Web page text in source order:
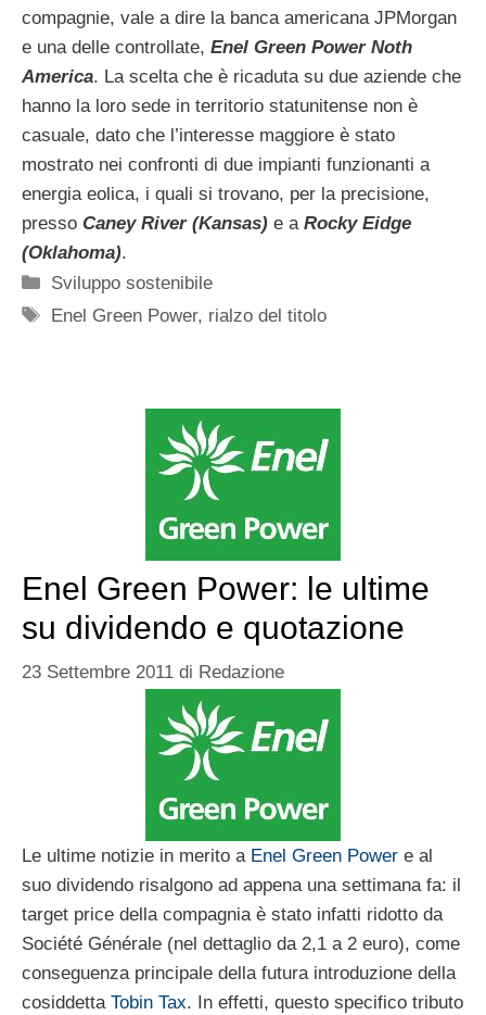
compagnie, vale a dire la banca americana JPMorgan
e una delle controllate, Enel Green Power Noth
America. La scelta che è ricaduta su due aziende che
hanno la loro sede in territorio statunitense non è
casuale, dato che l’interesse maggiore è stato
mostrato nei confronti di due impianti funzionanti a
energia eolica, i quali si trovano, per la precisione,
presso Caney River (Kansas) e a Rocky Eidge
(Oklahoma).
Categorie
Sviluppo sostenibile
Tag
Enel Green Power, rialzo del titolo
Enel Green Power: le ultime
su dividendo e quotazione
23 Settembre 2011 di Redazione
Le ultime notizie in merito a Enel Green Power e al
suo dividendo risalgono ad appena una settimana fa: il
target price della compagnia è stato infatti ridotto da
Société Générale (nel dettaglio da 2,1 a 2 euro), come
conseguenza principale della futura introduzione della
cosiddetta Tobin Tax. In effetti, questo specifico tributo